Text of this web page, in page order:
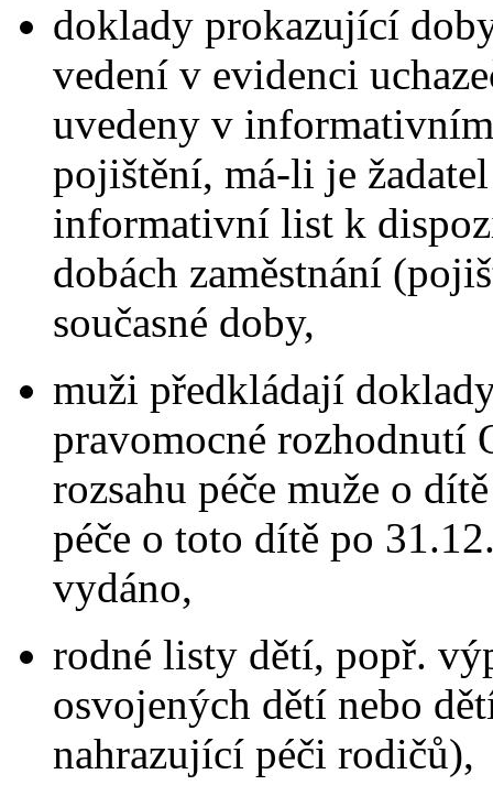
doklady prokazující
vedení v evidenci
uvedeny v
pojištění, má-li je
informativní list k
dobách zaměstnání
současné doby,
muži předkládají
pravomocné rozhodnutí
rozsahu péče muže o
péče o toto dítě po
vydáno,
rodné listy dětí, popř.
osvojených dětí nebo
nahrazující péči rodičů),